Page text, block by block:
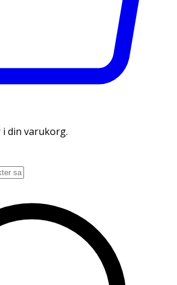
din varukorg.